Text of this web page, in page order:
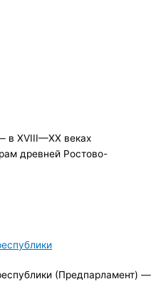
в XVIII—XX веках
древней Ростово-
(Предпарламент) —